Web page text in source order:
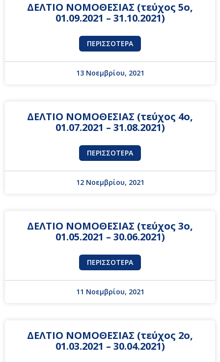
ΔΕΛΤΙΟ ΝΟΜΟΘΕΣΙΑΣ (τεύχος 5ο,
01.09.2021 – 31.10.2021)
ΠΕΡΙΣΣΌΤΕΡΑ
13 Νοεμβρίου, 2021
ΔΕΛΤΙΟ ΝΟΜΟΘΕΣΙΑΣ (τεύχος 4ο,
01.07.2021 – 31.08.2021)
ΠΕΡΙΣΣΌΤΕΡΑ
12 Νοεμβρίου, 2021
ΔΕΛΤΙΟ ΝΟΜΟΘΕΣΙΑΣ (τεύχος 3ο,
01.05.2021 – 30.06.2021)
ΠΕΡΙΣΣΌΤΕΡΑ
11 Νοεμβρίου, 2021
ΔΕΛΤΙΟ ΝΟΜΟΘΕΣΙΑΣ (τεύχος 2ο,
01.03.2021 – 30.04.2021)